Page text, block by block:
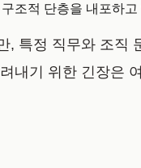
조적 단층을 내포하고
, 특정 직무와 조직
내기 위한 긴장은